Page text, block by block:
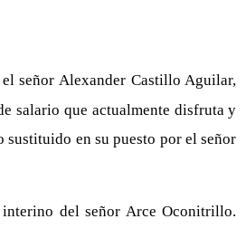
señor Alexander Castillo Aguilar,
salario que actualmente disfruta y
en su puesto por el señor
del señor Arce Oconitrillo.